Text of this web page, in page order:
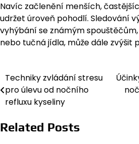
Navíc začlenění menších,
udržet úroveň pohodlí. Sledování
vyhýbání se známým
nebo tučná jídla, může dále zvýšit
Post
navigation
Techniky zvládání stresu
pro úlevu od nočního
refluxu kyseliny
Related Posts